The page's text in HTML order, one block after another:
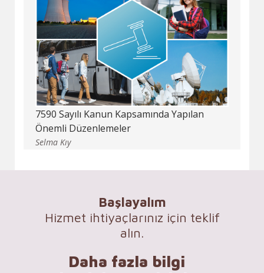
7590 Sayılı Kanun Kapsamında Yapılan
Önemli Düzenlemeler
Selma Kıy
Başlayalım
Hizmet ihtiyaçlarınız için teklif
alın.
Daha fazla bilgi